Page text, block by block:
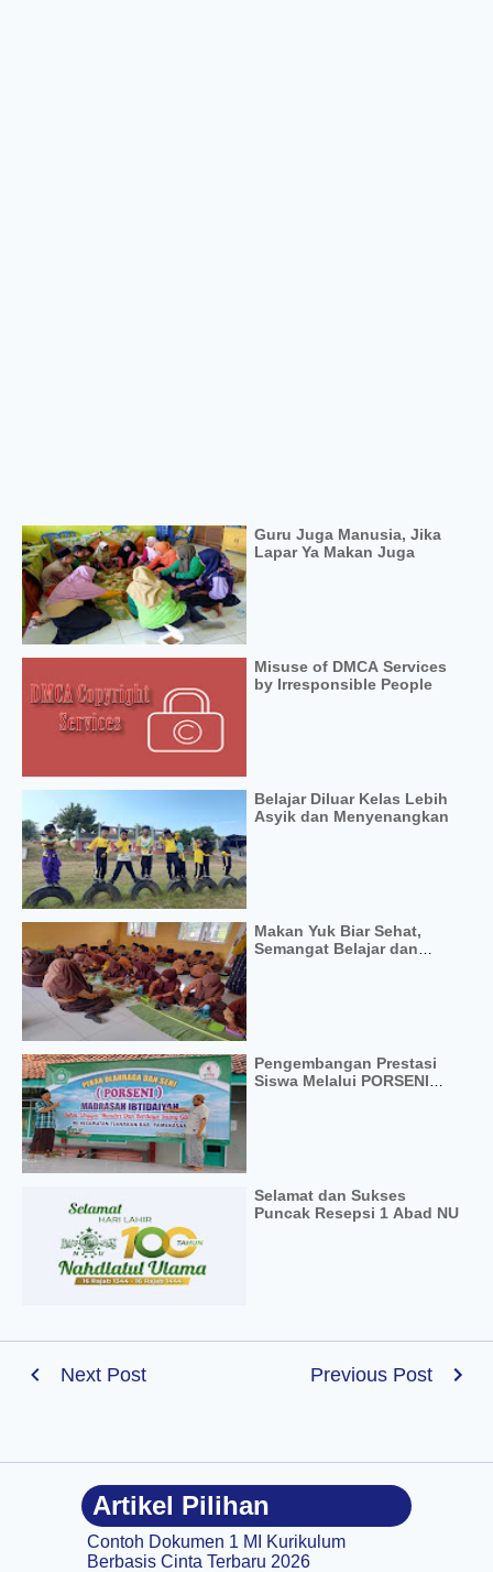
Guru Juga Manusia, Jika
Lapar Ya Makan Juga
Misuse of DMCA Services
by Irresponsible People
Belajar Diluar Kelas Lebih
Asyik dan Menyenangkan
Makan Yuk Biar Sehat,
Semangat Belajar dan
Pengembangan Prestasi
Siswa Melalui PORSENI
Selamat dan Sukses
Puncak Resepsi 1 Abad NU
Next Post Previous Post
Artikel Pilihan
Contoh Dokumen 1 MI Kurikulum
Berbasis Cinta Terbaru 2026